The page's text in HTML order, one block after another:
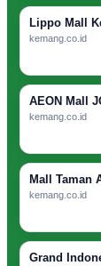
Lippo Mall
kemang.co.id
AEON Mall
kemang.co.id
Mall Taman
kemang.co.id
Grand